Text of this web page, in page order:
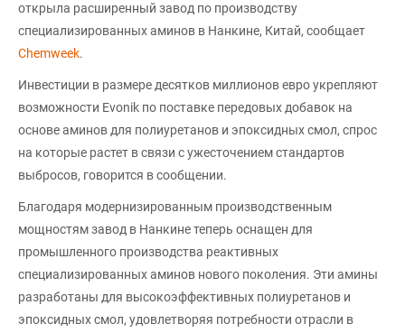
открыла расширенный завод по производству
специализированных аминов в Нанкине, Китай, сообщает
Chemweek.
Инвестиции в размере десятков миллионов евро укрепляют
возможности Evonik по поставке передовых добавок на
основе аминов для полиуретанов и эпоксидных смол, спрос
на которые растет в связи с ужесточением стандартов
выбросов, говорится в сообщении.
Благодаря модернизированным производственным
мощностям завод в Нанкине теперь оснащен для
промышленного производства реактивных
специализированных аминов нового поколения. Эти амины
разработаны для высокоэффективных полиуретанов и
эпоксидных смол, удовлетворяя потребности отрасли в